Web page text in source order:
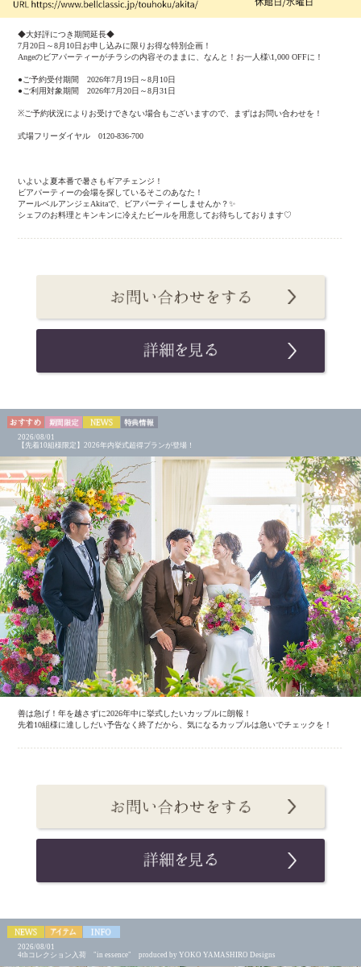
◆大好評につき期間延長◆
7月20日～8月10日お申し込みに限りお得な特別企画！
Angeのビアパーティーがチラシの内容そのままに、なんと！お一人様\1,000 OFFに！
●ご予約受付期間 2026年7月19日～8月10日
●ご利用対象期間 2026年7月20日～8月31日
※ご予約状況によりお受けできない場合もございますので、まずはお問い合わせを！
式場フリーダイヤル 0120-836-700
いよいよ夏本番で暑さもギアチェンジ！
ビアパーティーの会場を探しているそこのあなた！
アールベルアンジェAkitaで、ビアパーティーしませんか？✨
シェフのお料理とキンキンに冷えたビールを用意してお待ちしております♡
2026/08/01
【先着10組様限定】2026年内挙式超得プランが登場！
善は急げ！年を越さずに2026年中に挙式したいカップルに朗報！
先着10組様に達ししだい予告なく終了だから、気になるカップルは急いでチェックを！
2026/08/01
4thコレクション入荷 "in essence" produced by YOKO YAMASHIRO Designs